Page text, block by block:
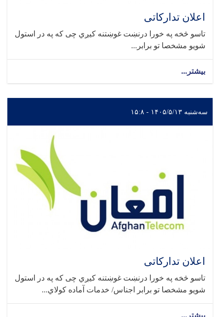
اعلان تدارکاتی
تاسو څخه په خورا درنښت غوښتنه کیږي چی که په در استول
شویو مشخصا تو برابر...
بیشتر...
سه‌شنبه ۱۴۰۵/۵/۱۳ - ۱۵:۸
اعلان تدارکاتی
تاسو څخه په خورا درنښت غوښتنه کیږي چی که په در استول
شویو مشخصا تو برابر اجناس/ خدمات آماده کولاي...
بیشتر...